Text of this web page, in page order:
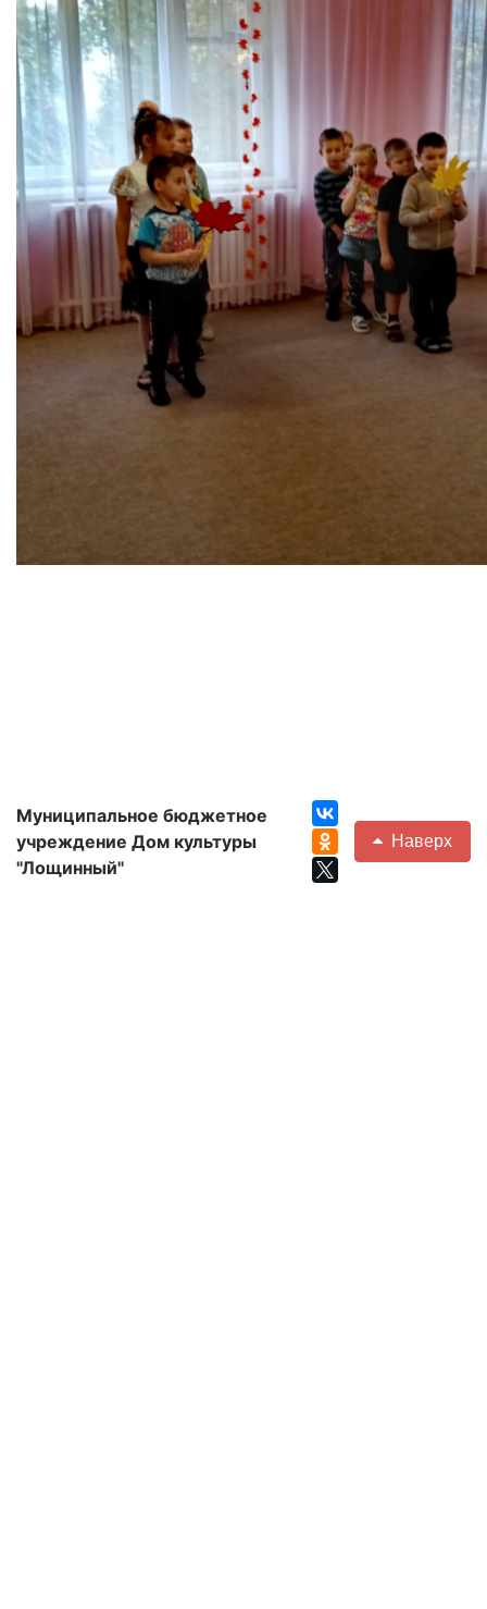
Муниципальное бюджетное
учреждение Дом культуры
"Лощинный"
Наверх